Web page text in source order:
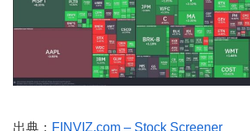
出典： FINVIZ.com – Stock Screener